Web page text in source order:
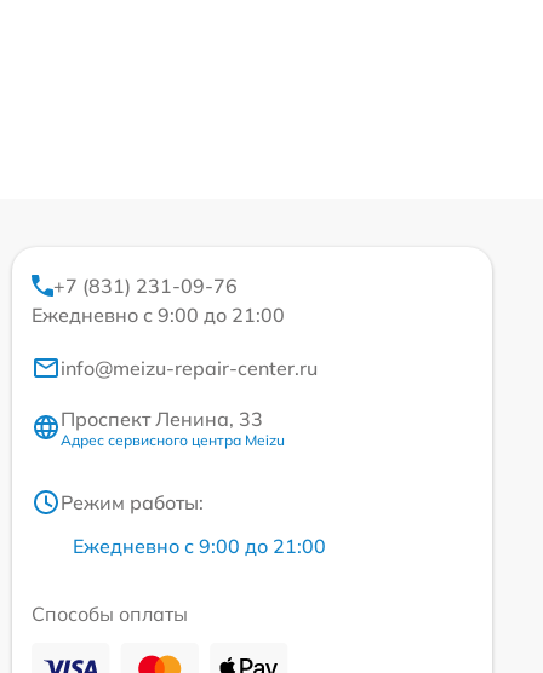
+7 (831) 231-09-76
Ежедневно с 9:00 до 21:00
info@meizu-repair-center.ru
Проспект Ленина, 33
Адрес сервисного центра Meizu
Режим работы:
Ежедневно с 9:00 до 21:00
Способы оплаты